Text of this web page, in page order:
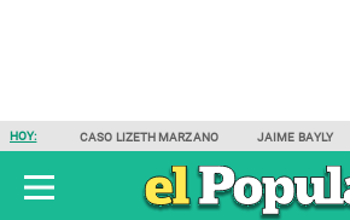
HOY: CASO LIZETH MARZANO JAIME BAYLY